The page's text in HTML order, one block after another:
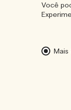
Você